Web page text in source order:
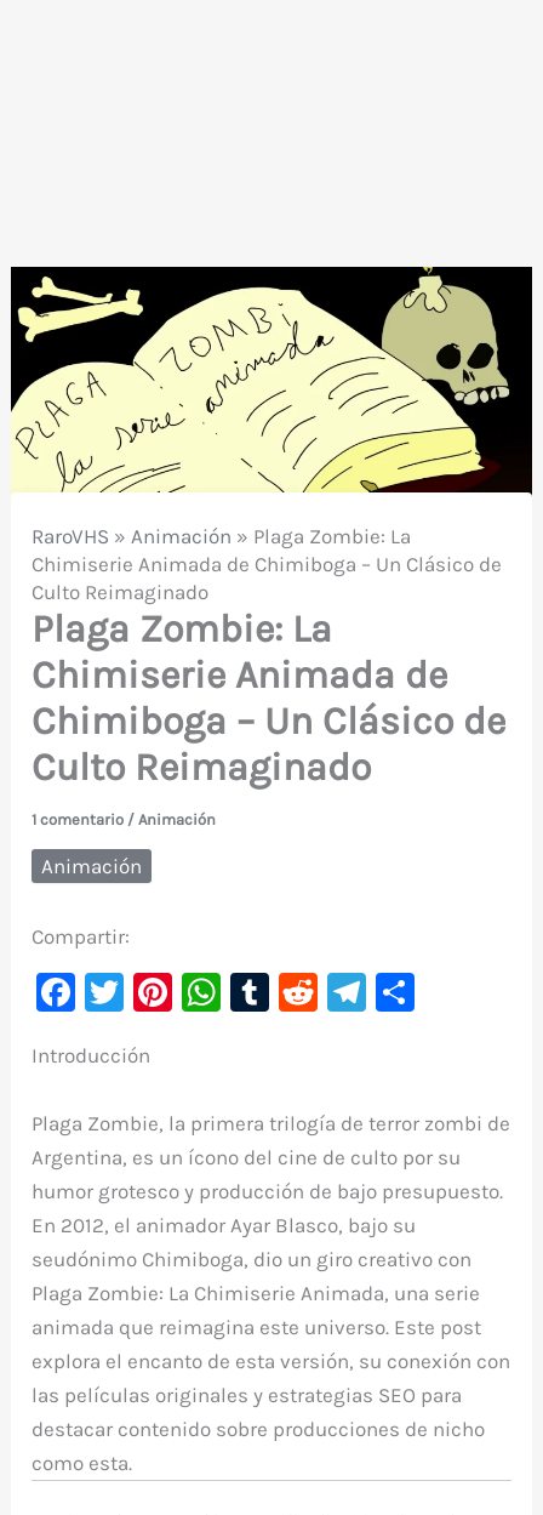
RaroVHS »Animación » Plaga Zombie: La
Chimiserie Animada de Chimiboga – Un Clásico de
Culto Reimaginado
Plaga Zombie: La
Chimiserie Animada de
Chimiboga – Un Clásico de
Culto Reimaginado
1 comentario /Animación
Animación
Compartir:
F
c
e
b
o
o
k
T
it
te
r
Pi
e
st
W
s
A
p
p
T
bl
r
R
di
t
Te
a
m
p
ar
ti
Introducción
Plaga Zombie, la primera trilogía de terror zombi de
Argentina, es un ícono del cine de culto por su
humor grotesco y producción de bajo presupuesto.
En 2012, el animador Ayar Blasco, bajo su
seudónimo Chimiboga, dio un giro creativo con
Plaga Zombie: La Chimiserie Animada, una serie
animada que reimagina este universo. Este post
explora el encanto de esta versión, su conexión con
las películas originales y estrategias SEO para
destacar contenido sobre producciones de nicho
como esta.